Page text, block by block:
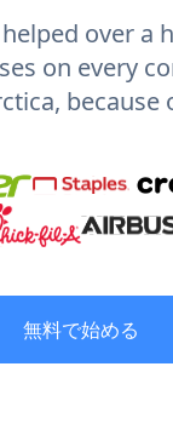
helped over a
on every
because
無料で始める